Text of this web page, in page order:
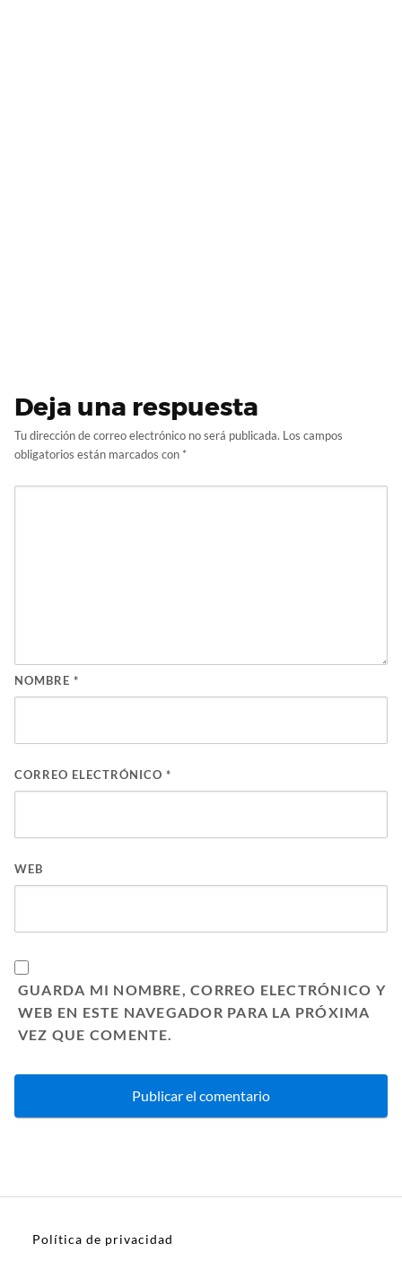
Deja una respuesta
Tu dirección de correo electrónico no será publicada. Los campos
obligatorios están marcados con *
NOMBRE *
CORREO ELECTRÓNICO *
WEB
GUARDA MI NOMBRE, CORREO ELECTRÓNICO Y
WEB EN ESTE NAVEGADOR PARA LA PRÓXIMA
VEZ QUE COMENTE.
Política de privacidad